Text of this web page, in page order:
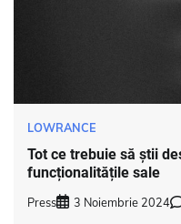
LOWRANCE
Tot ce trebuie să știi
funcționalitățile sale
Press 3 Noiembrie 2024